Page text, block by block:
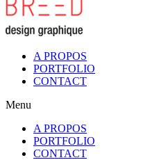
A PROPOS
PORTFOLIO
CONTACT
Menu
A PROPOS
PORTFOLIO
CONTACT